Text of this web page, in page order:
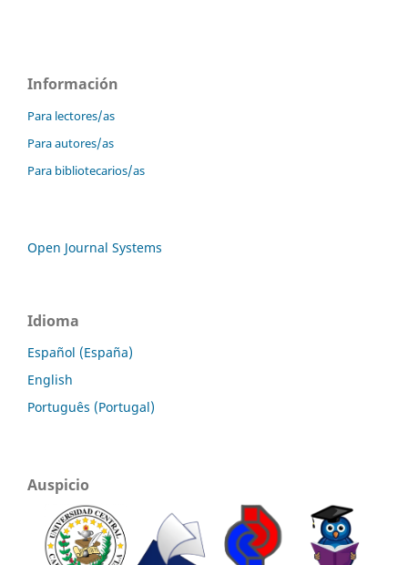
Información
Para lectores/as
Para autores/as
Para bibliotecarios/as
Open Journal Systems
Idioma
Español (España)
English
Português (Portugal)
Auspicio